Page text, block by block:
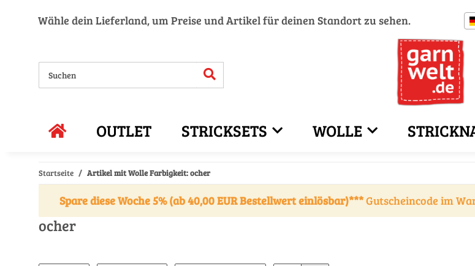
Wähle dein Lieferland, um Preise und Artikel für deinen Standort zu sehen.
OUTLET STRICKSETS WOLLE
Startseite Artikel mit Wolle Farbigkeit: ocher
Spare diese Woche 5% (ab 40,00 EUR Bestellwert einlösbar)***Gutscheincode im
ocher